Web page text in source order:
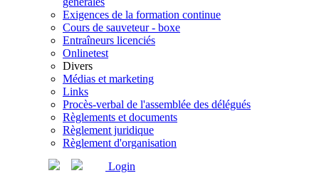
Exigences de la formation continue
Cours de sauveteur - boxe
Entraîneurs licenciés
Onlinetest
Divers
Médias et marketing
Links
Procès-verbal de l'assemblée des délégués
Règlements et documents
Règlement juridique
Règlement d'organisation
Login